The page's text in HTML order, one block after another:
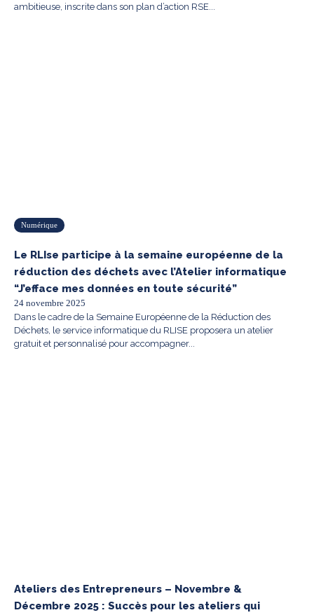
ambitieuse, inscrite dans son plan d’action RSE...
Numérique
Le RLIse participe à la semaine européenne de la
réduction des déchets avec l’Atelier informatique
“J’efface mes données en toute sécurité”
24 novembre 2025
Dans le cadre de la Semaine Européenne de la Réduction des
Déchets, le service informatique du RLISE proposera un atelier
gratuit et personnalisé pour accompagner...
Ateliers des Entrepreneurs – Novembre &
Décembre 2025 : Succès pour les ateliers qui